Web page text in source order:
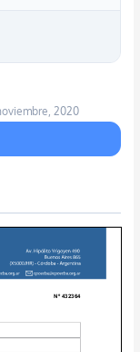
2020